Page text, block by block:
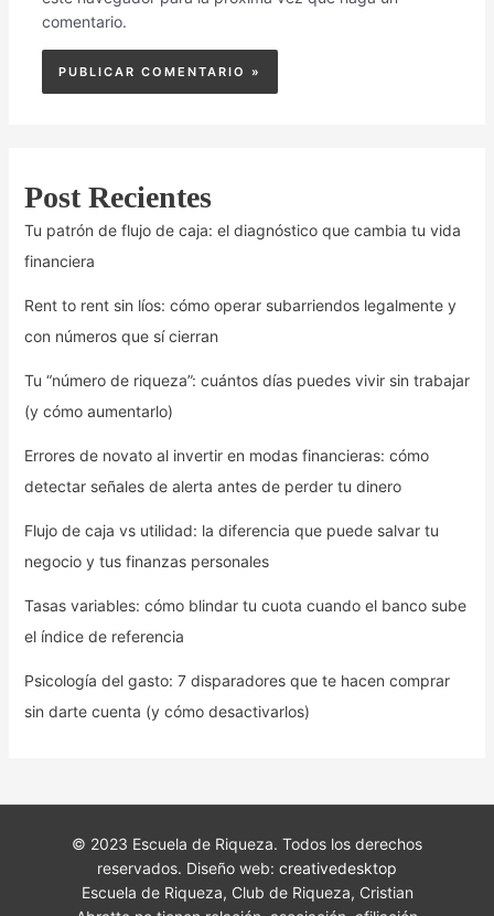
comentario.
Post Recientes
Tu patrón de flujo de caja: el diagnóstico que cambia tu vida
financiera
Rent to rent sin líos: cómo operar subarriendos legalmente y
con números que sí cierran
Tu “número de riqueza”: cuántos días puedes vivir sin trabajar
(y cómo aumentarlo)
Errores de novato al invertir en modas financieras: cómo
detectar señales de alerta antes de perder tu dinero
Flujo de caja vs utilidad: la diferencia que puede salvar tu
negocio y tus finanzas personales
Tasas variables: cómo blindar tu cuota cuando el banco sube
el índice de referencia
Psicología del gasto: 7 disparadores que te hacen comprar
sin darte cuenta (y cómo desactivarlos)
© 2023 Escuela de Riqueza. Todos los derechos
reservados. Diseño web: creativedesktop
Escuela de Riqueza, Club de Riqueza, Cristian